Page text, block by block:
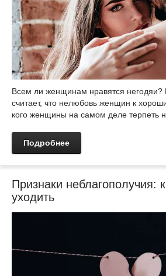
Всем ли женщинам нравятся негодяи?
считает, что нелюбовь женщин к
кого женщины на самом деле терпеть
Подробнее
Признаки неблагополучия:
уходить